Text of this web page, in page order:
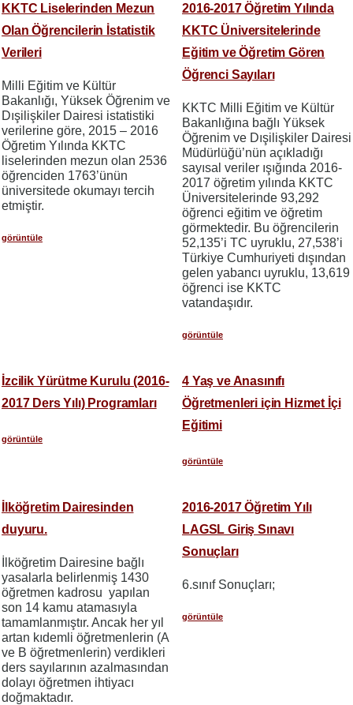
KKTC Liselerinden Mezun
Olan Öğrencilerin İstatistik
Verileri
Milli Eğitim ve Kültür
Bakanlığı, Yüksek Öğrenim ve
Dışilişkiler Dairesi istatistiki
verilerine göre, 2015 – 2016
Öğretim Yılında KKTC
liselerinden mezun olan 2536
öğrenciden 1763’ünün
üniversitede okumayı tercih
etmiştir.
görüntüle
2016-2017 Öğretim Yılında
KKTC Üniversitelerinde
Eğitim ve Öğretim Gören
Öğrenci Sayıları
KKTC Milli Eğitim ve Kültür
Bakanlığına bağlı Yüksek
Öğrenim ve Dışilişkiler Dairesi
Müdürlüğü’nün açıkladığı
sayısal veriler ışığında 2016-
2017 öğretim yılında KKTC
Üniversitelerinde 93,292
öğrenci eğitim ve öğretim
görmektedir. Bu öğrencilerin
52,135’i TC uyruklu, 27,538’i
Türkiye Cumhuriyeti dışından
gelen yabancı uyruklu, 13,619
öğrenci ise KKTC
vatandaşıdır.
görüntüle
İzcilik Yürütme Kurulu (2016-
2017 Ders Yılı) Programları
görüntüle
4 Yaş ve Anasınıfı
Öğretmenleri için Hizmet İçi
Eğitimi
görüntüle
İlköğretim Dairesinden
duyuru.
İlköğretim Dairesine bağlı
yasalarla belirlenmiş 1430
öğretmen kadrosu yapılan
son 14 kamu atamasıyla
tamamlanmıştır. Ancak her yıl
artan kıdemli öğretmenlerin (A
ve B öğretmenlerin) verdikleri
ders sayılarının azalmasından
dolayı öğretmen ihtiyacı
doğmaktadır.
2016-2017 Öğretim Yılı
LAGSL Giriş Sınavı
Sonuçları
6.sınıf Sonuçları;
görüntüle